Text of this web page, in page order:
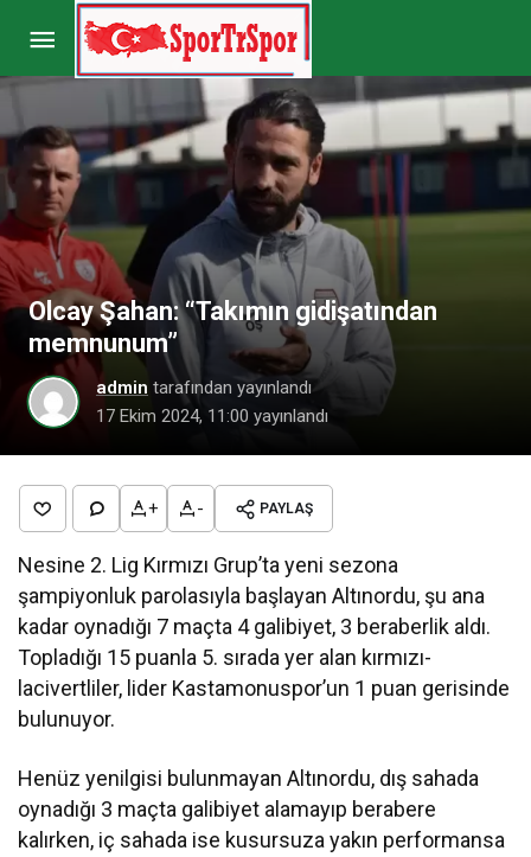
Olcay Şahan: “Takımın gidişatından
memnunum”
admin tarafından yayınlandı
17 Ekim 2024, 11:00 yayınlandı
+ - PAYLAŞ
Nesine 2. Lig Kırmızı Grup’ta yeni sezona
şampiyonluk parolasıyla başlayan Altınordu, şu ana
kadar oynadığı 7 maçta 4 galibiyet, 3 beraberlik aldı.
Topladığı 15 puanla 5. sırada yer alan kırmızı-
lacivertliler, lider Kastamonuspor’un 1 puan gerisinde
bulunuyor.
Henüz yenilgisi bulunmayan Altınordu, dış sahada
oynadığı 3 maçta galibiyet alamayıp berabere
kalırken, iç sahada ise kusursuza yakın performansa
Sergen Yalçın’dan eski hocası hakkında olay
sözler: “Nefret ediyorum ondan”
Paylaş